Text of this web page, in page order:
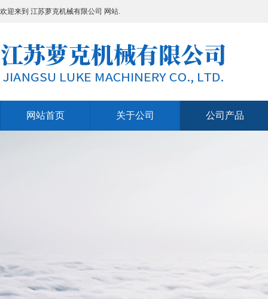
欢迎来到 江苏萝克机械有限公司 网站.
网站首页 关于公司 公司产品